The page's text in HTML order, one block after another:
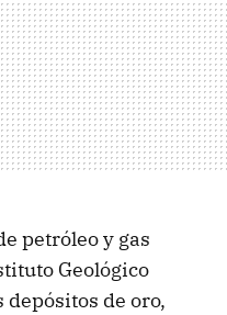
petróleo y gas
Geológico
depósitos de oro,